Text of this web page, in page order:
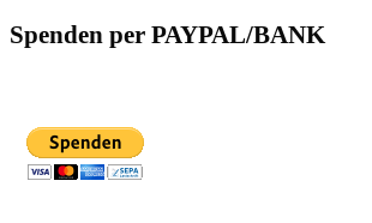
Spenden per PAYPAL/BANK